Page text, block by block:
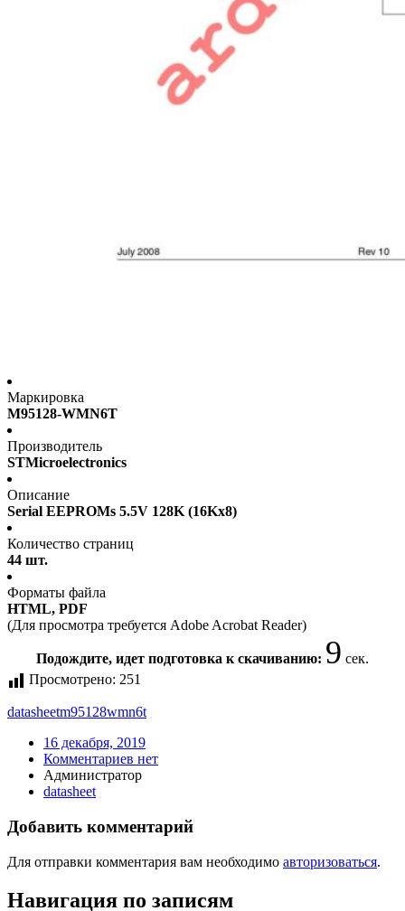
Маркировка
M95128-WMN6T
Производитель
STMicroelectronics
Описание
Serial EEPROMs 5.5V 128K (16Kx8)
Количество страниц
44 шт.
Форматы файла
HTML, PDF
(Для просмотра требуется Adobe Acrobat Reader)
Подождите, идет подготовка к скачиванию: 9 сек.
Просмотрено: 251
datasheetm95128wmn6t
16 декабря, 2019
Комментариев нет
Администратор
datasheet
Добавить комментарий
Для отправки комментария вам необходимо авторизоваться.
Навигация по записям